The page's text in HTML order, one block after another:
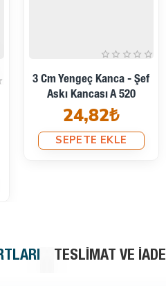
3 Cm Yengeç Kanca - Şef
Askı Kancası A 520
24,82₺
SEPETE EKLE
TESLIMAT VE İADE